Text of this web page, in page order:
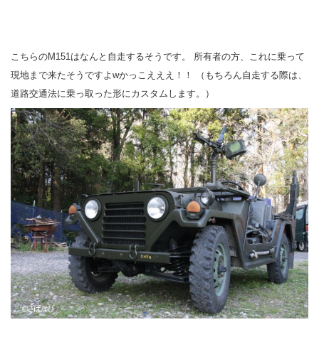
こちらのM151はなんと自走するそうです。 所有者の方、これに乗って
現地まで来たそうですよwかっこえええ！！ （もちろん自走する際は、
道路交通法に乗っ取った形にカスタムします。）